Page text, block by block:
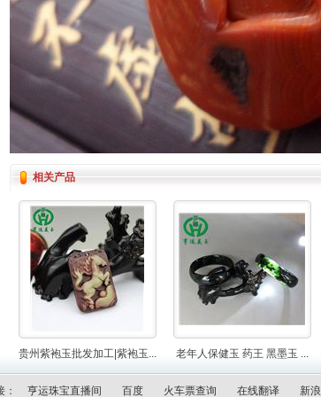
相关产品
贵州紫袍玉批发加工|紫袍玉... 老年人保健玉 药王 黑墨玉 ...
： 亨运珠宝直播间 百度 火车票查询 在线翻译 新浪